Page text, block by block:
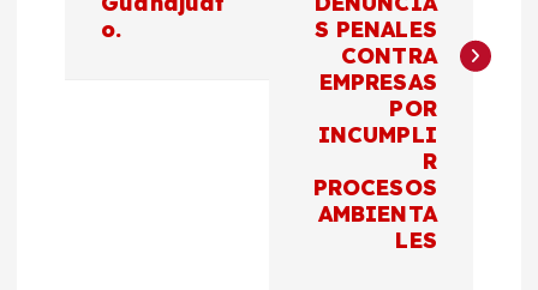
o.
S PENALES
CONTRA
EMPRESAS
POR
INCUMPLI
R
PROCESOS
AMBIENTA
LES